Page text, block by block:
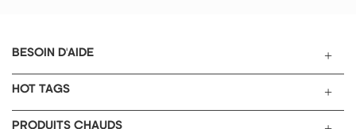
d'un système de contrôle
BESOIN D'AIDE
HOT TAGS
PRODUITS CHAUDS